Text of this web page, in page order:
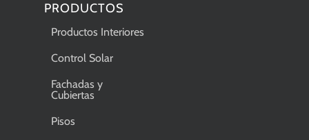
PRODUCTOS
Productos Interiores
Control Solar
Fachadas y
Cubiertas
Pisos